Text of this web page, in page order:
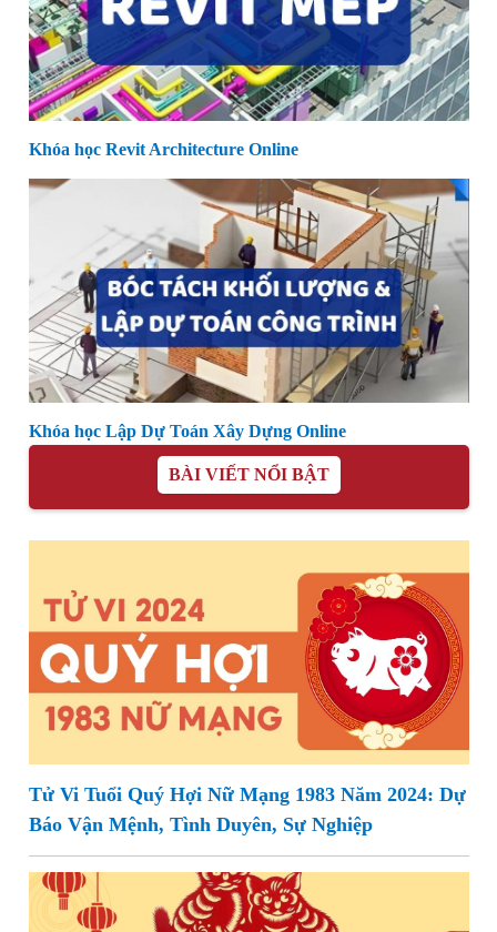
Khóa học Revit Architecture Online
Khóa học Lập Dự Toán Xây Dựng Online
BÀI VIẾT NỔI BẬT
Tử Vi Tuổi Quý Hợi Nữ Mạng 1983 Năm 2024: Dự
Báo Vận Mệnh, Tình Duyên, Sự Nghiệp